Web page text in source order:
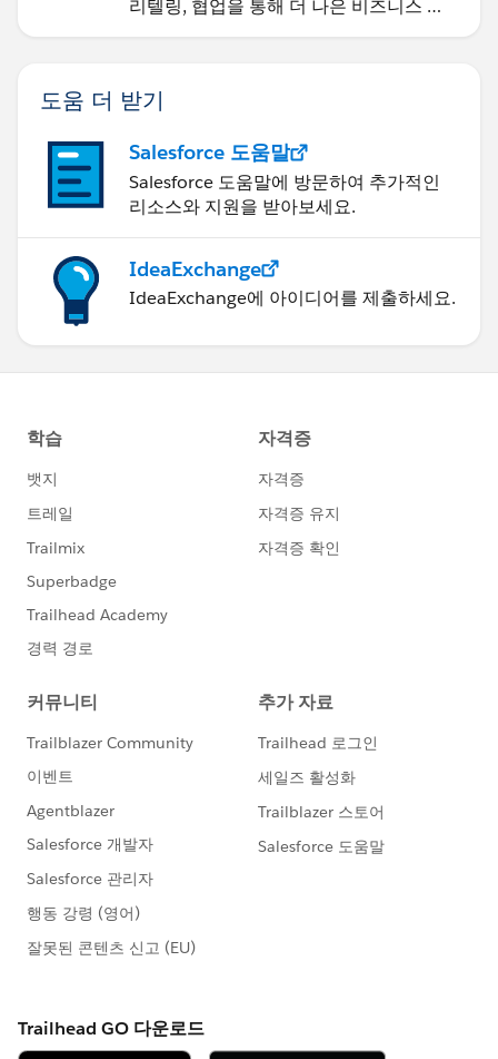
리텔링, 협업을 통해 더 나은 비즈니스 성
도움 더 받기
Salesforce 도움말
Salesforce 도움말에 방문하여 추가적인
리소스와 지원을 받아보세요.
IdeaExchange
IdeaExchange에 아이디어를 제출하세요.